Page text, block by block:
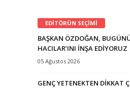
EDİTÖRÜN SEÇİMİ
BAŞKAN ÖZDOĞAN,
HACILAR’INI İNŞA EDİYORUZ
05 Ağustos 2026
GENÇ YETENEKTEN DİKKAT